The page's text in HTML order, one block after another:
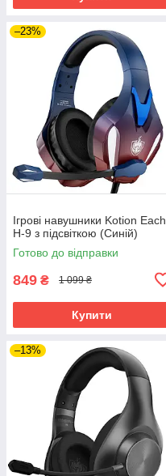
–23%
Ігрові навушники Kotion Each
H-9 з підсвіткою (Синій)
Готово до відправки
849 ₴ 1 099 ₴
Купити
–13%